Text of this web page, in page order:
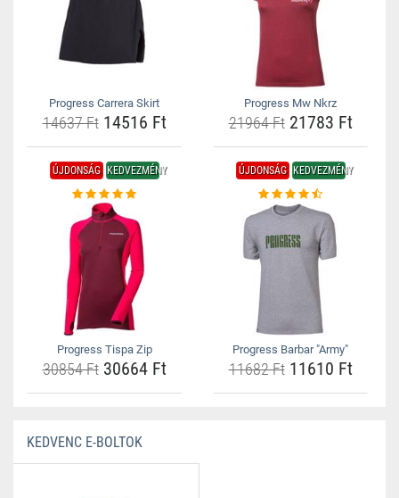
Progress Carrera Skirt
14637 Ft14516 Ft
Progress Mw Nkrz
21964 Ft21783 Ft
ÚJDONSÁG KEDVEZMÉNY
Progress Tispa Zip
30854 Ft30664 Ft
ÚJDONSÁG KEDVEZMÉNY
Progress Barbar "Army"
11682 Ft11610 Ft
KEDVENC E-BOLTOK